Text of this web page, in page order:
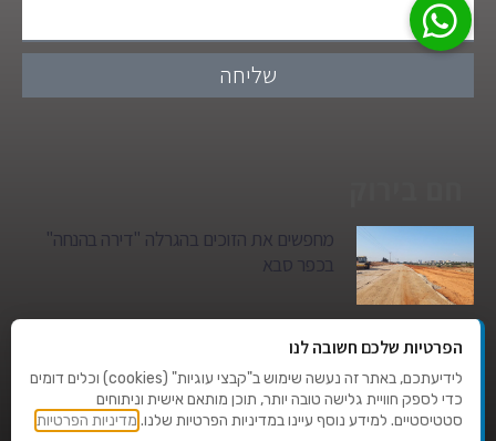
שליחה
מחפשים את הזוכים בהגרלה "דירה בהנחה"
בכפר סבא
גן הילדים של מרים סיטי יהפוך למגדל מגורים:
סגירת מעגל היסטורית במגדיאל
טרגדיה בצהרי היום: בן 80 נהרג על מעבר
הפרטיות שלכם חשובה לנו
לידיעתכם, באתר זה נעשה שימוש ב"קבצי עוגיות" (cookies) וכלים דומים
כדי לספק חוויית גלישה טובה יותר, תוכן מותאם אישית וניתוחים
סטטיסטיים. למידע נוסף עיינו במדיניות הפרטיות שלנו. מדיניות הפרטיות